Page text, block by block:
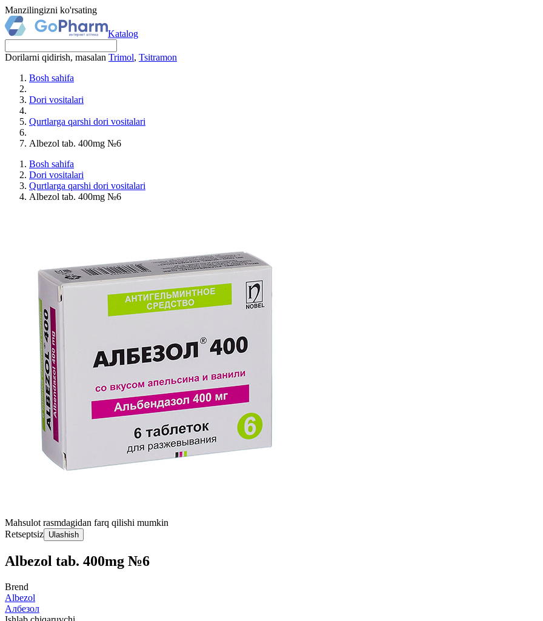
Manzilingizni ko'rsating
Katalog
Dorilarni qidirish, masalan Trimol, Tsitramon
Bosh sahifa
Dori vositalari
Qurtlarga qarshi dori vositalari
Albezol tab. 400mg №6
Bosh sahifa
Dori vositalari
Qurtlarga qarshi dori vositalari
Albezol tab. 400mg №6
Mahsulot rasmdagidan farq qilishi mumkin
Retseptsiz Ulashish
Albezol tab. 400mg №6
Brend
Albezol
Албезол